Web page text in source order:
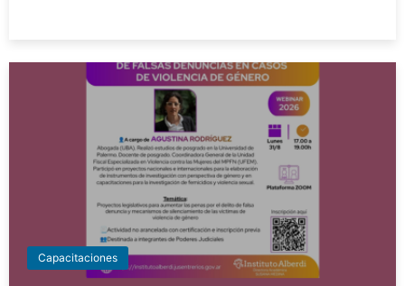
Capacitaciones